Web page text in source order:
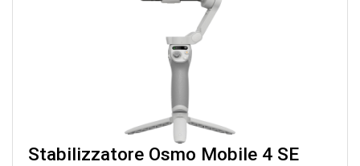
Stabilizzatore Osmo Mobile 4 SE